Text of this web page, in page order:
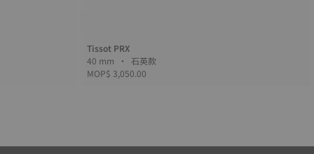
Tissot PRX
40 mm • 石英款
MOP$ 3,050.00